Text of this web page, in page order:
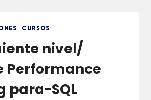
CURSOS
nivel/
Performance
para-SQL